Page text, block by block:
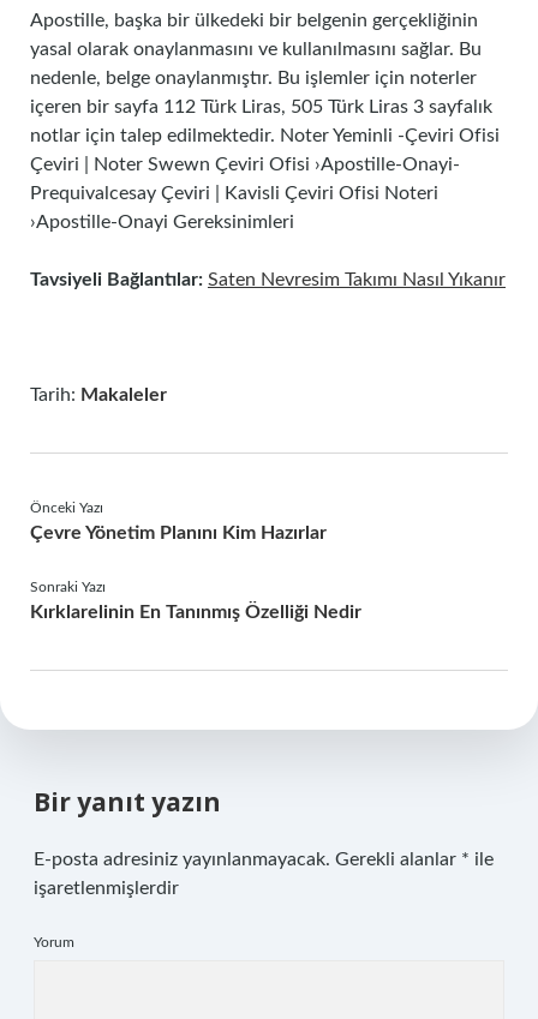
Apostille, başka bir ülkedeki bir belgenin gerçekliğinin
yasal olarak onaylanmasını ve kullanılmasını sağlar. Bu
nedenle, belge onaylanmıştır. Bu işlemler için noterler
içeren bir sayfa 112 Türk Liras, 505 Türk Liras 3 sayfalık
notlar için talep edilmektedir. Noter Yeminli -Çeviri Ofisi
Çeviri | Noter Swewn Çeviri Ofisi ›Apostille-Onayi-
Prequivalcesay Çeviri | Kavisli Çeviri Ofisi Noteri
›Apostille-Onayi Gereksinimleri
Tavsiyeli Bağlantılar: Saten Nevresim Takımı Nasıl Yıkanır
Tarih: Makaleler
Önceki Yazı
Çevre Yönetim Planını Kim Hazırlar
Sonraki Yazı
Kırklarelinin En Tanınmış Özelliği Nedir
Bir yanıt yazın
E-posta adresiniz yayınlanmayacak. Gerekli alanlar * ile
işaretlenmişlerdir
Yorum